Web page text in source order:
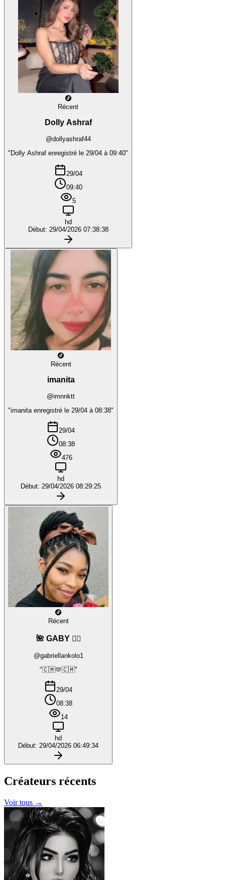
Récent
Dolly Ashraf
@dollyashraf44
"Dolly Ashraf enregistré le 29/04 à 09:40"
29/04
09:40
5
hd
Début: 29/04/2026 07:38:38
Récent
imanita
@imnnktt
"imanita enregistré le 29/04 à 08:38"
29/04
08:38
476
hd
Début: 29/04/2026 08:29:25
Récent
🌺 GABY ❤️‍🔥
@gabriellankolo1
"🇨🇲🫶🇨🇲"
29/04
08:38
14
hd
Début: 29/04/2026 06:49:34
Créateurs récents
Voir tous →